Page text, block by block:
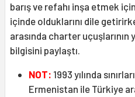
barış ve refahı inşa etmek
içinde olduklarını dile
arasında charter
bilgisini paylaştı.
NOT: 1993 yılında
Ermenistan ile Türkiye